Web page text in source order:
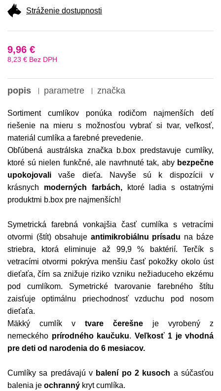
Stráženie dostupnosti
9,96 €
8,23 € Bez DPH
popis parametre značka
Sortiment cumlíkov ponúka rodičom najmenších detí
riešenie na mieru s možnosťou vybrať si tvar, veľkosť,
materiál cumlíka a farebné prevedenie.
Obľúbená austrálska značka b.box predstavuje cumlíky,
ktoré sú nielen funkčné, ale navrhnuté tak, aby bezpečne
upokojovali vaše dieťa. Navyše sú k dispozícii v
krásnych moderných farbách,ktoré ladia s ostatnými
produktmi b.box pre najmenších!
Symetrická farebná vonkajšia časť cumlíka s vetracími
otvormi (štít) obsahuje antimikrobiálnu prísadu na báze
striebra, ktorá eliminuje až 99,9 % baktérií. Terčík s
vetracími otvormi pokrýva menšiu časť pokožky okolo úst
dieťaťa, čím sa znižuje riziko vzniku nežiaduceho ekzému
pod cumlíkom. Symetrické tvarovanie farebného štítu
zaisťuje optimálnu priechodnosť vzduchu pod nosom
dieťaťa.
Mäkký cumlík v tvare čerešne je vyrobený z
nemeckého prírodného kaučuku. Veľkosť 1 je vhodná
pre deti od narodenia do 6 mesiacov.
Cumlíky sa predávajú v balení po 2 kusoch a súčasťou
balenia je ochranný kryt cumlíka.